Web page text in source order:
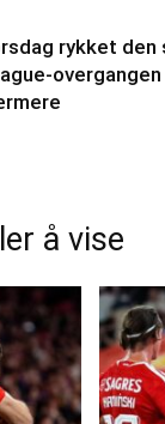
rykket den
å vise